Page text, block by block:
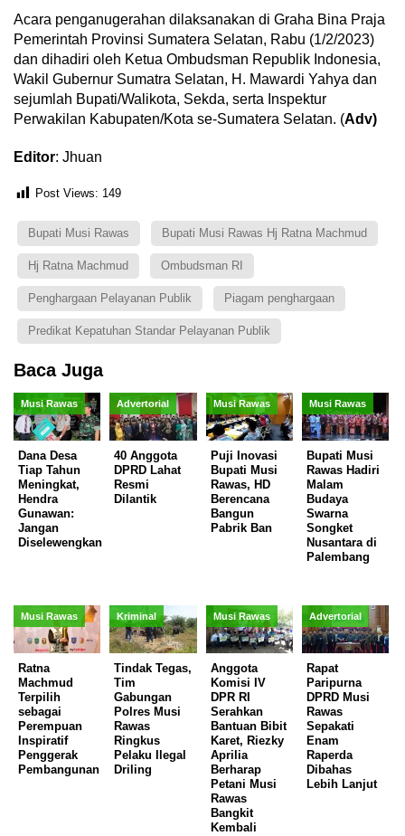
Acara penganugerahan dilaksanakan di Graha Bina Praja
Pemerintah Provinsi Sumatera Selatan, Rabu (1/2/2023)
dan dihadiri oleh Ketua Ombudsman Republik Indonesia,
Wakil Gubernur Sumatra Selatan, H. Mawardi Yahya dan
sejumlah Bupati/Walikota, Sekda, serta Inspektur
Perwakilan Kabupaten/Kota se-Sumatera Selatan. (Adv)
Editor: Jhuan
Post Views: 149
Bupati Musi Rawas Bupati Musi Rawas Hj Ratna Machmud
Hj Ratna Machmud Ombudsman RI
Penghargaan Pelayanan Publik Piagam penghargaan
Predikat Kepatuhan Standar Pelayanan Publik
Baca Juga
Musi Rawas
Dana Desa
Tiap Tahun
Meningkat,
Hendra
Gunawan:
Jangan
Diselewengkan
Advertorial
40 Anggota
DPRD Lahat
Resmi
Dilantik
Musi Rawas
Puji Inovasi
Bupati Musi
Rawas, HD
Berencana
Bangun
Pabrik Ban
Musi Rawas
Bupati Musi
Rawas Hadiri
Malam
Budaya
Swarna
Songket
Nusantara di
Palembang
Musi Rawas
Ratna
Machmud
Terpilih
sebagai
Perempuan
Inspiratif
Penggerak
Pembangunan
Kriminal
Tindak Tegas,
Tim
Gabungan
Polres Musi
Rawas
Ringkus
Pelaku Ilegal
Driling
Musi Rawas
Anggota
Komisi IV
DPR RI
Serahkan
Bantuan Bibit
Karet, Riezky
Aprilia
Berharap
Petani Musi
Rawas
Bangkit
Kembali
Advertorial
Rapat
Paripurna
DPRD Musi
Rawas
Sepakati
Enam
Raperda
Dibahas
Lebih Lanjut